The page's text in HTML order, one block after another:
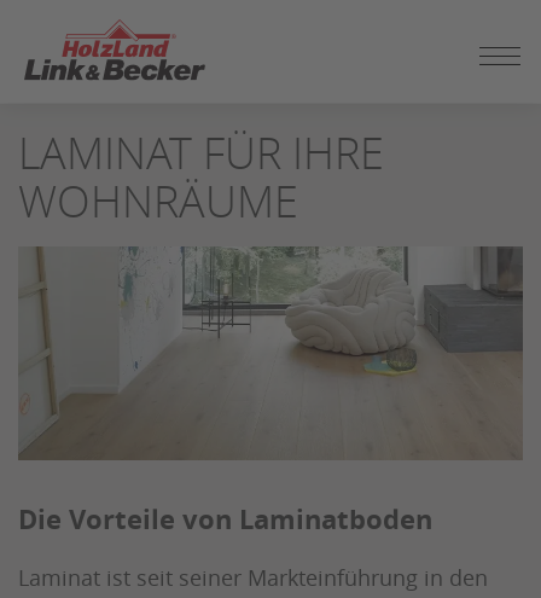
SEITENINHALT
SPRINGEN
LAMINAT FÜR IHRE
WOHNRÄUME
Die Vorteile von Laminatboden
Laminat ist seit seiner Markteinführung in den